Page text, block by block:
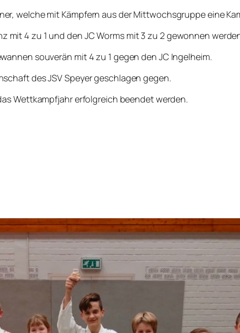
welche mit Kämpfern aus der Mittwochsgruppe eine
mit 4 zu 1 und den JC Worms mit 3 zu 2 gewonnen
souverän mit 4 zu 1 gegen den JC Ingelheim.
des JSV Speyer geschlagen gegen.
Wettkampfjahr erfolgreich beendet werden.